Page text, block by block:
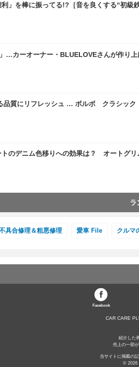
」を棒に振ってる!?［音を良くする“初級
…カーオーナー・BLUELOVEさんが作
る品質にリフレッシュ … ボルボ クラシッ
トのデニム色移りへの効果は？ オートグ
ラ
具合修理＆粗悪修理 愛車 File クルマ
Facebook
CAR CARE
紹介した
売上の一部
当サイトに掲載の
© 2026